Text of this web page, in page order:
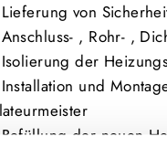
Lieferung von
, Rohr- ,
Isolierung der
und
Befüllung der neuen